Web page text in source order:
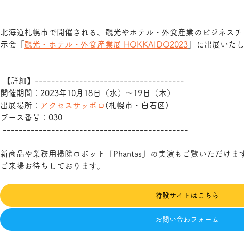
北海道札幌市で開催される、観光やホテル・外食産業のビジネス
示会『 観光・ホテル・外食産業展 HOKKAIDO2023 』に出展いた
【詳細】-------------------------------------
開催期間：2023年10月18日（水）～19日（木）
出展場所： アクセスサッポロ (札幌市・白石区)
ブース番号：030
----------------------------------------------
新商品や業務用掃除ロボット「Phantas」の実演もご覧いただけま
ご来場お待ちしております。
特設サイトはこちら
お問い合わフォーム